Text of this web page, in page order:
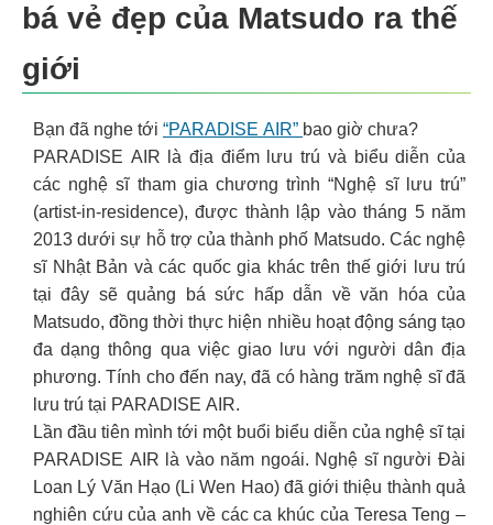
bá vẻ đẹp của Matsudo ra thế
giới
Bạn đã nghe tới “PARADISE AIR” bao giờ chưa?
PARADISE AIR là địa điểm lưu trú và biểu diễn của
các nghệ sĩ tham gia chương trình “Nghệ sĩ lưu trú”
(artist-in-residence), được thành lập vào tháng 5 năm
2013 dưới sự hỗ trợ của thành phố Matsudo. Các nghệ
sĩ Nhật Bản và các quốc gia khác trên thế giới lưu trú
tại đây sẽ quảng bá sức hấp dẫn về văn hóa của
Matsudo, đồng thời thực hiện nhiều hoạt động sáng tạo
đa dạng thông qua việc giao lưu với người dân địa
phương. Tính cho đến nay, đã có hàng trăm nghệ sĩ đã
lưu trú tại PARADISE AIR.
Lần đầu tiên mình tới một buổi biểu diễn của nghệ sĩ tại
PARADISE AIR là vào năm ngoái. Nghệ sĩ người Đài
Loan Lý Văn Hạo (Li Wen Hao) đã giới thiệu thành quả
nghiên cứu của anh về các ca khúc của Teresa Teng –